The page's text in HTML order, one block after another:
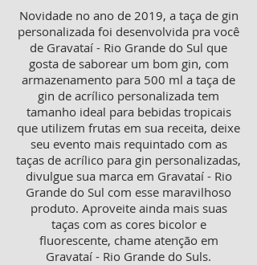
Novidade no ano de 2019, a taça de gin
personalizada foi desenvolvida pra você
de Gravataí - Rio Grande do Sul que
gosta de saborear um bom gin, com
armazenamento para 500 ml a taça de
gin de acrílico personalizada tem
tamanho ideal para bebidas tropicais
que utilizem frutas em sua receita, deixe
seu evento mais requintado com as
taças de acrílico para gin personalizadas,
divulgue sua marca em Gravataí - Rio
Grande do Sul com esse maravilhoso
produto. Aproveite ainda mais suas
taças com as cores bicolor e
fluorescente, chame atenção em
Gravataí - Rio Grande do Suls.